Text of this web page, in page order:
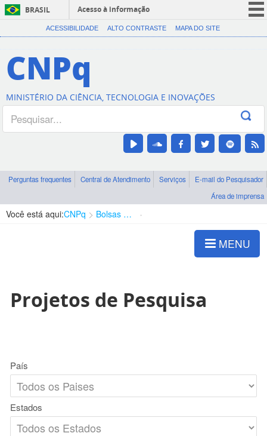
BRASIL
Acesso à informação
CORONAVÍRUS (COVID-19)
Canais
ACESSIBILIDADE ALTO CONTRASTE MAPA DO SITE
CNPq
MINISTÉRIO DA CIÊNCIA, TECNOLOGIA E INOVAÇÕES
Perguntas frequentes Central de Atendimento Serviços
E-mail do Pesquisador
Área de imprensa
Você está aqui:CNPq Bolsas e Auxílios Vigentes
MENU
Projetos de Pesquisa
País
Estados